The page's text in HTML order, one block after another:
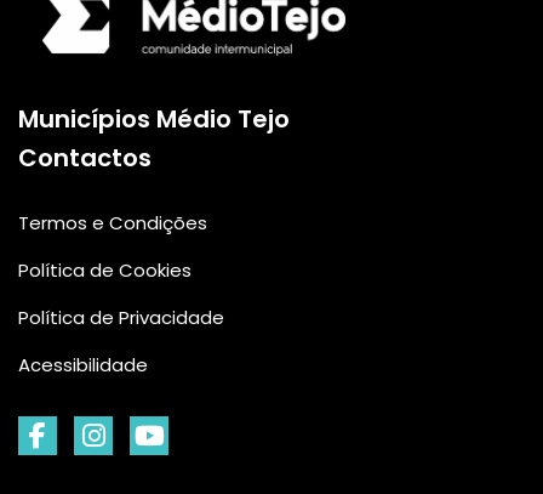
Municípios Médio Tejo
Contactos
Termos e Condições
Política de Cookies
Política de Privacidade
Acessibilidade